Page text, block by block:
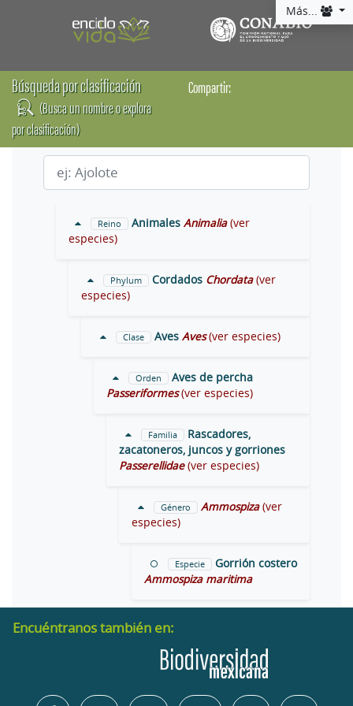
Más...
Búsqueda por clasificación
(Busca un nombre o explora
por clasificación)
Compartir:
Reino Animales Animalia (ver
especies)
Phylum Cordados Chordata (ver
especies)
Clase Aves Aves (ver especies)
Orden
Aves de percha
Passeriformes (ver especies)
Familia
Rascadores,
zacatoneros, juncos y gorriones
Passerellidae (ver especies)
Género Ammospiza (ver
especies)
Especie
Gorrión costero
Ammospiza maritima
Encuéntranos también en: